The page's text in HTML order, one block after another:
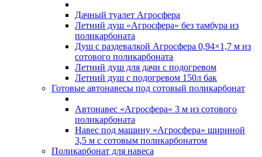
Дачный туалет Агросфера
Летний душ «Агросфера» без тамбура из
поликарбоната
Душ с раздевалкой Агросфера 0,94×1,7 м из
сотового поликарбоната
Летний душ для дачи с подогревом
Летний душ с подогревом 150л бак
Готовые автонавесы под сотовый поликарбонат
Автонавес «Агросфера» 3 м из сотового
поликарбоната
Навес под машину «Агросфера» шириной
3,5 м с сотовым поликарбонатом
Поликарбонат для навеса